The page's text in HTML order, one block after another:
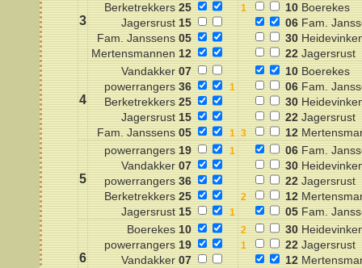
3
Berketrekkers 25
Jagersrust 15
Fam. Janssens 05
Mertensmannen 12
10Boerekes
06Fam.
30
22Jagersrust
4
Vandakker 07
powerrangers 36
Berketrekkers 25
Jagersrust 15
Fam. Janssens 05
10Boerekes
06Fam.
30
22Jagersrust
12
5
powerrangers 19
Vandakker 07
powerrangers 36
Berketrekkers 25
Jagersrust 15
06Fam.
30
22Jagersrust
12
05Fam.
6
Boerekes 10
powerrangers 19
Vandakker 07
30
22Jagersrust
12